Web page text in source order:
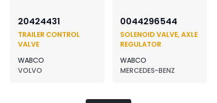
20424431
TRAILER CONTROL
VALVE
WABCO
VOLVO
0044296544
SOLENOID VALVE, AXLE
REGULATOR
WABCO
MERCEDES-BENZ